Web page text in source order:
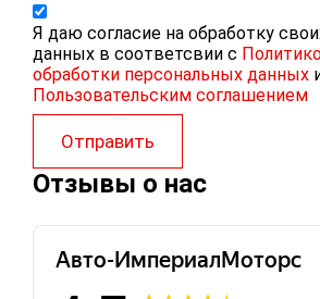
Я даю согласие на обработку
данных в соответсвии с
обработки персональных данных
Пользовательским соглашением
Отправить
Отзывы о нас